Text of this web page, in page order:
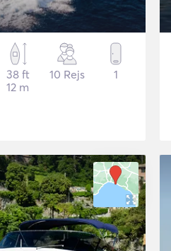
38 ft
12 m
10 Rejs 1